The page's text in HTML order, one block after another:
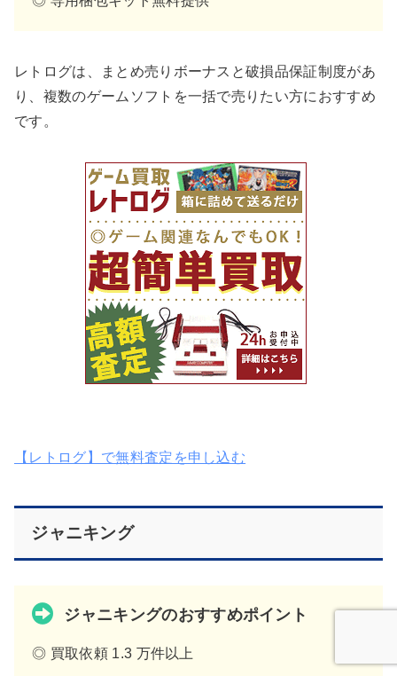
レトログは、まとめ売りボーナスと破損品保証制度があ
り、複数のゲームソフトを一括で売りたい方におすすめ
です。
【レトログ】で無料査定を申し込む
ジャニキング
ジャニキングのおすすめポイント
◎ 買取依頼 1.3 万件以上